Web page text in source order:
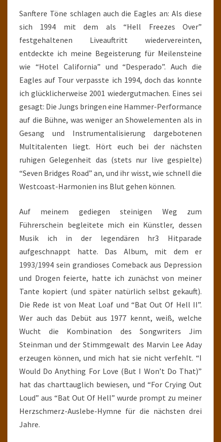
Sanftere Töne schlagen auch die Eagles an: Als diese
sich 1994 mit dem als “Hell Freezes Over”
festgehaltenen Liveauftritt wiedervereinten,
entdeckte ich meine Begeisterung für Meilensteine
wie “Hotel California” und “Desperado”. Auch die
Eagles auf Tour verpasste ich 1994, doch das konnte
ich glücklicherweise 2001 wiedergutmachen. Eines sei
gesagt: Die Jungs bringen eine Hammer-Performance
auf die Bühne, was weniger an Showelementen als in
Gesang und Instrumentalisierung dargebotenen
Multitalenten liegt. Hört euch bei der nächsten
ruhigen Gelegenheit das (stets nur live gespielte)
“Seven Bridges Road” an, und ihr wisst, wie schnell die
Westcoast-Harmonien ins Blut gehen können.
Auf meinem gediegen steinigen Weg zum
Führerschein begleitete mich ein Künstler, dessen
Musik ich in der legendären hr3 Hitparade
aufgeschnappt hatte. Das Album, mit dem er
1993/1994 sein grandioses Comeback aus Depression
und Drogen feierte, hatte ich zunächst von meiner
Tante kopiert (und später natürlich selbst gekauft).
Die Rede ist von Meat Loaf und “Bat Out Of Hell II”.
Wer auch das Debüt aus 1977 kennt, weiß, welche
Wucht die Kombination des Songwriters Jim
Steinman und der Stimmgewalt des Marvin Lee Aday
erzeugen können, und mich hat sie nicht verfehlt. “I
Would Do Anything For Love (But I Won’t Do That)”
hat das charttauglich bewiesen, und “For Crying Out
Loud” aus “Bat Out Of Hell” wurde prompt zu meiner
Herzschmerz-Auslebe-Hymne für die nächsten drei
Jahre.